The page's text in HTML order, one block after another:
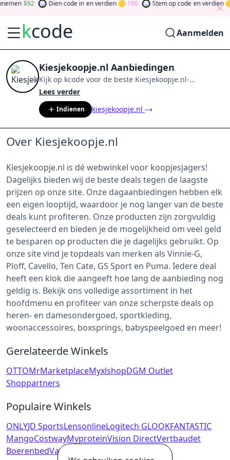
92 Dien code in en verdien 100 Stem op code en verdien
kcode Aanmelden
Kiesjekoopje.nl Aanbiedingen
Kijk op kcode voor de beste Kiesjekoopje.nl-
aanbiedingen van
community en verdien tokens door bij te dragen via
stemmen, testen, delen en meer.
Glücksklee und gewinnen Sie Geld
Lees verder
Indienen kiesjekoopje.nl
Over Kiesjekoopje.nl
Kiesjekoopje.nl is dé webwinkel voor koopjesjagers!
Dagelijks bieden wij de beste deals tegen de laagste
prijzen op onze site. Onze dagaanbiedingen hebben elk
een eigen looptijd, waardoor je nog langer van de beste
deals kunt profiteren. Onze producten zijn zorgvuldig
geselecteerd en bieden je de mogelijkheid om veel geld
te besparen op producten die je dagelijks gebruikt. Op
onze site vind je topdeals van merken als Vinnie-G,
Ploff, Cavello, Ten Cate, GS Sport en Puma. Iedere deal
heeft een klok die aangeeft hoe lang de aanbieding nog
geldig is. Bekijk ons volledige assortiment in het
hoofdmenu en profiteer van onze scherpste deals op
heren- en damesondergoed, sportkleding,
woonaccessoires, boxsprings, babyspeelgoed en meer!
Gerelateerde Winkels
OTTOMrMarketplaceMyxlshopDGM Outlet
Shoppartners
Populaire Winkels
ONLYJD SportsLensonlineLogitech GLOOKFANTASTIC
MangoCostwayMyproteinVision DirectVertbaudet
BoerenbedVan Dalen